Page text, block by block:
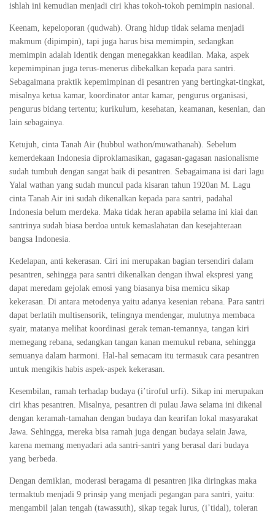
ishlah ini kemudian menjadi ciri khas tokoh-tokoh pemimpin nasional.
Keenam, kepeloporan (qudwah). Orang hidup tidak selama menjadi
makmum (dipimpin), tapi juga harus bisa memimpin, sedangkan
memimpin adalah identik dengan menegakkan keadilan. Maka, aspek
kepemimpinan juga terus-menerus dibekalkan kepada para santri.
Sebagaimana praktik kepemimpinan di pesantren yang bertingkat-tingkat,
misalnya ketua kamar, koordinator antar kamar, pengurus organisasi,
pengurus bidang tertentu; kurikulum, kesehatan, keamanan, kesenian, dan
lain sebagainya.
Ketujuh, cinta Tanah Air (hubbul wathon/muwathanah). Sebelum
kemerdekaan Indonesia diproklamasikan, gagasan-gagasan nasionalisme
sudah tumbuh dengan sangat baik di pesantren. Sebagaimana isi dari lagu
Yalal wathan yang sudah muncul pada kisaran tahun 1920an M. Lagu
cinta Tanah Air ini sudah dikenalkan kepada para santri, padahal
Indonesia belum merdeka. Maka tidak heran apabila selama ini kiai dan
santrinya sudah biasa berdoa untuk kemaslahatan dan kesejahteraan
bangsa Indonesia.
Kedelapan, anti kekerasan. Ciri ini merupakan bagian tersendiri dalam
pesantren, sehingga para santri dikenalkan dengan ihwal ekspresi yang
dapat meredam gejolak emosi yang biasanya bisa memicu sikap
kekerasan. Di antara metodenya yaitu adanya kesenian rebana. Para santri
dapat berlatih multisensorik, telingnya mendengar, mulutnya membaca
syair, matanya melihat koordinasi gerak teman-temannya, tangan kiri
memegang rebana, sedangkan tangan kanan memukul rebana, sehingga
semuanya dalam harmoni. Hal-hal semacam itu termasuk cara pesantren
untuk mengikis habis aspek-aspek kekerasan.
Kesembilan, ramah terhadap budaya (i’tiroful urfi). Sikap ini merupakan
ciri khas pesantren. Misalnya, pesantren di pulau Jawa selama ini dikenal
dengan keramah-tamahan dengan budaya dan kearifan lokal masyarakat
Jawa. Sehingga, mereka bisa ramah juga dengan budaya selain Jawa,
karena memang menyadari ada santri-santri yang berasal dari budaya
yang berbeda.
Dengan demikian, moderasi beragama di pesantren jika diringkas maka
termaktub menjadi 9 prinsip yang menjadi pegangan para santri, yaitu:
mengambil jalan tengah (tawassuth), sikap tegak lurus, (i’tidal), toleran